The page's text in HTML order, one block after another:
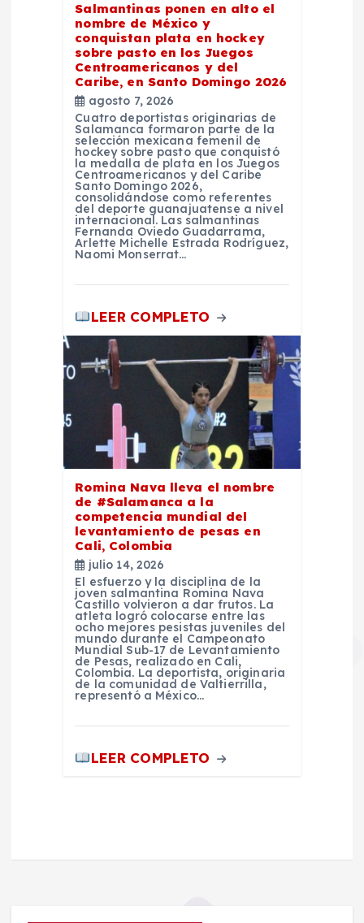
Salmantinas ponen en alto el
nombre de México y
conquistan plata en hockey
sobre pasto en los Juegos
Centroamericanos y del
Caribe, en Santo Domingo 2026
agosto 7, 2026
Cuatro deportistas originarias de
Salamanca formaron parte de la
selección mexicana femenil de
hockey sobre pasto que conquistó
la medalla de plata en los Juegos
Centroamericanos y del Caribe
Santo Domingo 2026,
consolidándose como referentes
del deporte guanajuatense a nivel
internacional. Las salmantinas
Fernanda Oviedo Guadarrama,
Arlette Michelle Estrada Rodríguez,
Naomi Monserrat…
LEER COMPLETO
Romina Nava lleva el nombre
de #Salamanca a la
competencia mundial del
levantamiento de pesas en
Cali, Colombia
julio 14, 2026
El esfuerzo y la disciplina de la
joven salmantina Romina Nava
Castillo volvieron a dar frutos. La
atleta logró colocarse entre las
ocho mejores pesistas juveniles del
mundo durante el Campeonato
Mundial Sub-17 de Levantamiento
de Pesas, realizado en Cali,
Colombia. La deportista, originaria
de la comunidad de Valtierrilla,
representó a México…
LEER COMPLETO